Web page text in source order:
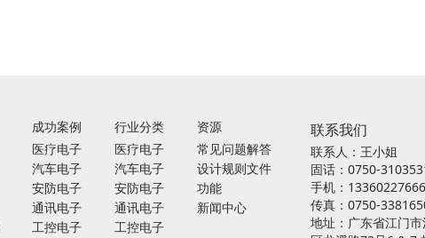
成功案例
医疗电子
汽车电子
安防电子
通讯电子
工控电子
行业分类
医疗电子
汽车电子
安防电子
通讯电子
工控电子
资源
常见问题解答
设计规则文件
功能
新闻中心
联系我们
联系人：王小姐
固话：0750-
手机：13360227666
传真：0750-
地址：广东省江门